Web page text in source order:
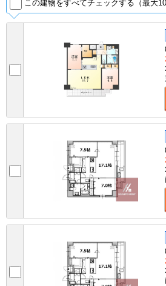
この建物をすべてチェックする（最大10